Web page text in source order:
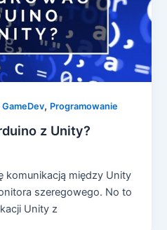
GameDev, Programowanie
z Unity?
komunikacją między Unity
szeregowego. No to
Unity z